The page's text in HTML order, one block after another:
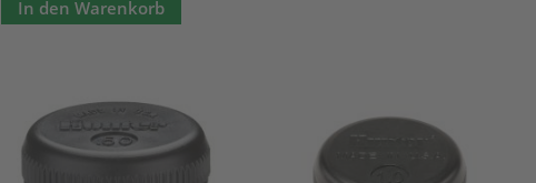
In den Warenkorb